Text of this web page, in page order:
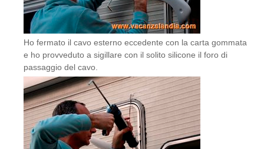
Ho fermato il cavo esterno eccedente con la carta gommata
e ho provveduto a sigillare con il solito silicone il foro di
passaggio del cavo.